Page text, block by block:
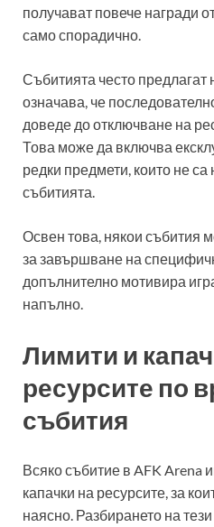
получават повече награди
само спорадично.
Събитията често предлагат
означава, че
доведе до отключване на
Това може да включва
редки предмети, които не са
събитията.
Освен това, някои събития
за завършване на
допълнително мотивира
напълно.
Лимити и
ресурсите по
събития
Всяко събитие в AFK Arena
капачки на ресурсите, за
наясно. Разбирането на